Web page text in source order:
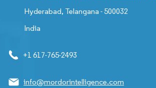
Hyderabad, Telangana - 500032
India
+1 617-765-2493
info@mordorintelligence.com